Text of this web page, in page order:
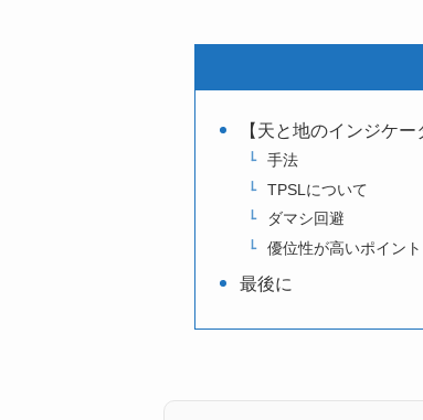
【天と地のインジケ
手法
TPSLについて
ダマシ回避
優位性が高いポイント
最後に